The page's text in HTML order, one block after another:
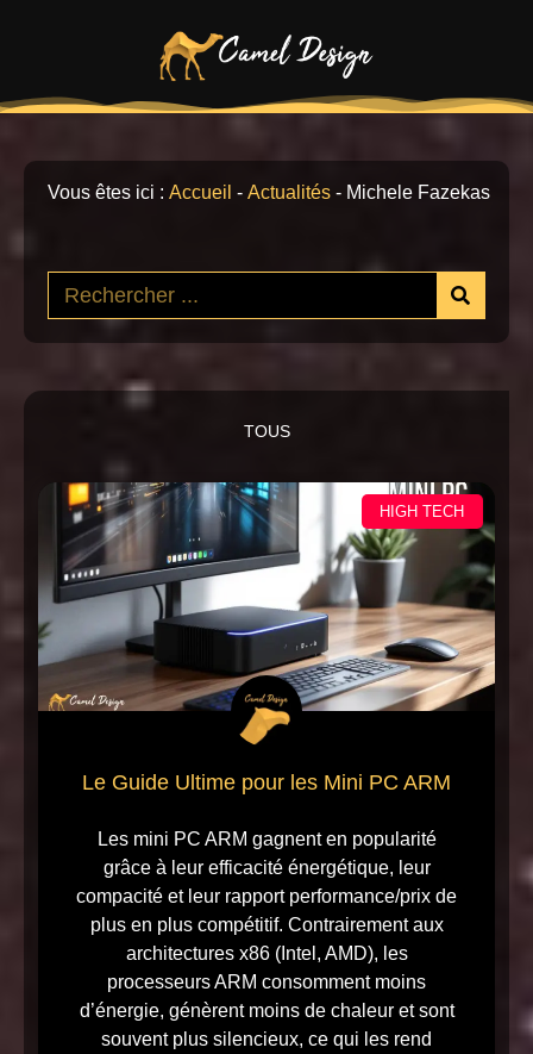
Vous êtes ici : Accueil - Actualités - Michele Fazekas
TOUS
HIGH TECH
Le Guide Ultime pour les Mini PC ARM
Les mini PC ARM gagnent en popularité
grâce à leur efficacité énergétique, leur
compacité et leur rapport performance/prix de
plus en plus compétitif. Contrairement aux
architectures x86 (Intel, AMD), les
processeurs ARM consomment moins
d’énergie, génèrent moins de chaleur et sont
souvent plus silencieux, ce qui les rend